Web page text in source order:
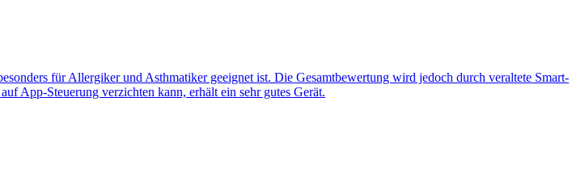
für Allergiker und Asthmatiker geeignet ist. Die Gesamtbewertung wird jedoch durch veraltete Smart-
App-Steuerung verzichten kann, erhält ein sehr gutes Gerät.